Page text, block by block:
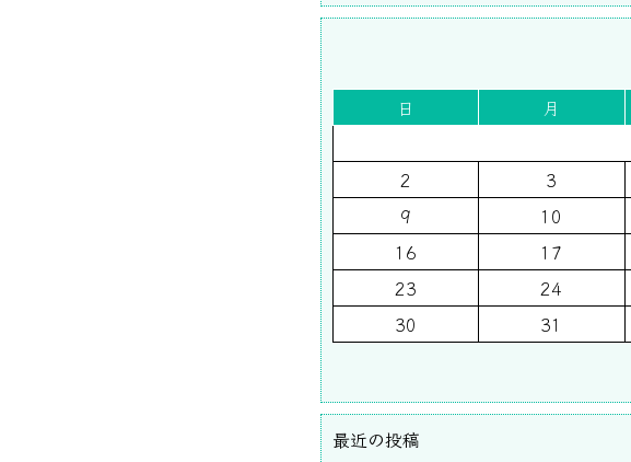
日
月
2
3
9
10
16
17
23
24
30
31
最近の投稿